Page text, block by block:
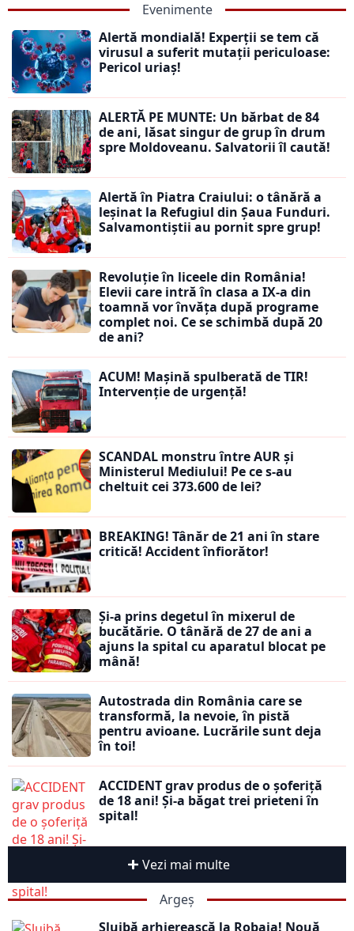
Evenimente
Alertă mondială! Experții se tem că
virusul a suferit mutații periculoase:
Pericol uriaș!
ALERTĂ PE MUNTE: Un bărbat de 84
de ani, lăsat singur de grup în drum
spre Moldoveanu. Salvatorii îl caută!
Alertă în Piatra Craiului: o tânără a
leșinat la Refugiul din Șaua Funduri.
Salvamontiștii au pornit spre grup!
Revoluție în liceele din România!
Elevii care intră în clasa a IX-a din
toamnă vor învăța după programe
complet noi. Ce se schimbă după 20
de ani?
ACUM! Mașină spulberată de TIR!
Intervenție de urgență!
SCANDAL monstru între AUR și
Ministerul Mediului! Pe ce s-au
cheltuit cei 373.600 de lei?
BREAKING! Tânăr de 21 ani în stare
critică! Accident înfiorător!
Și-a prins degetul în mixerul de
bucătărie. O tânără de 27 de ani a
ajuns la spital cu aparatul blocat pe
mână!
Autostrada din România care se
transformă, la nevoie, în pistă
pentru avioane. Lucrările sunt deja
în toi!
ACCIDENT grav produs de o șoferiță
de 18 ani! Și-a băgat trei prieteni în
spital!
Vezi mai multe
Argeș
Slujbă arhierească la Robaia! Nouă